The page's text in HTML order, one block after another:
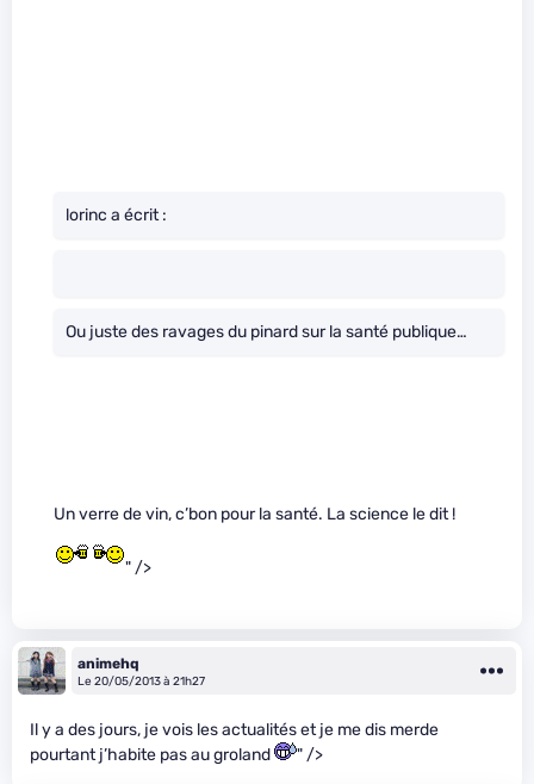
lorinc a écrit :
Ou juste des ravages du pinard sur la santé publique…
Un verre de vin, c’bon pour la santé. La science le dit !
" />
animehq
Le 20/05/2013 à 21h27
Il y a des jours, je vois les actualités et je me dis merde
pourtant j’habite pas au groland
" />